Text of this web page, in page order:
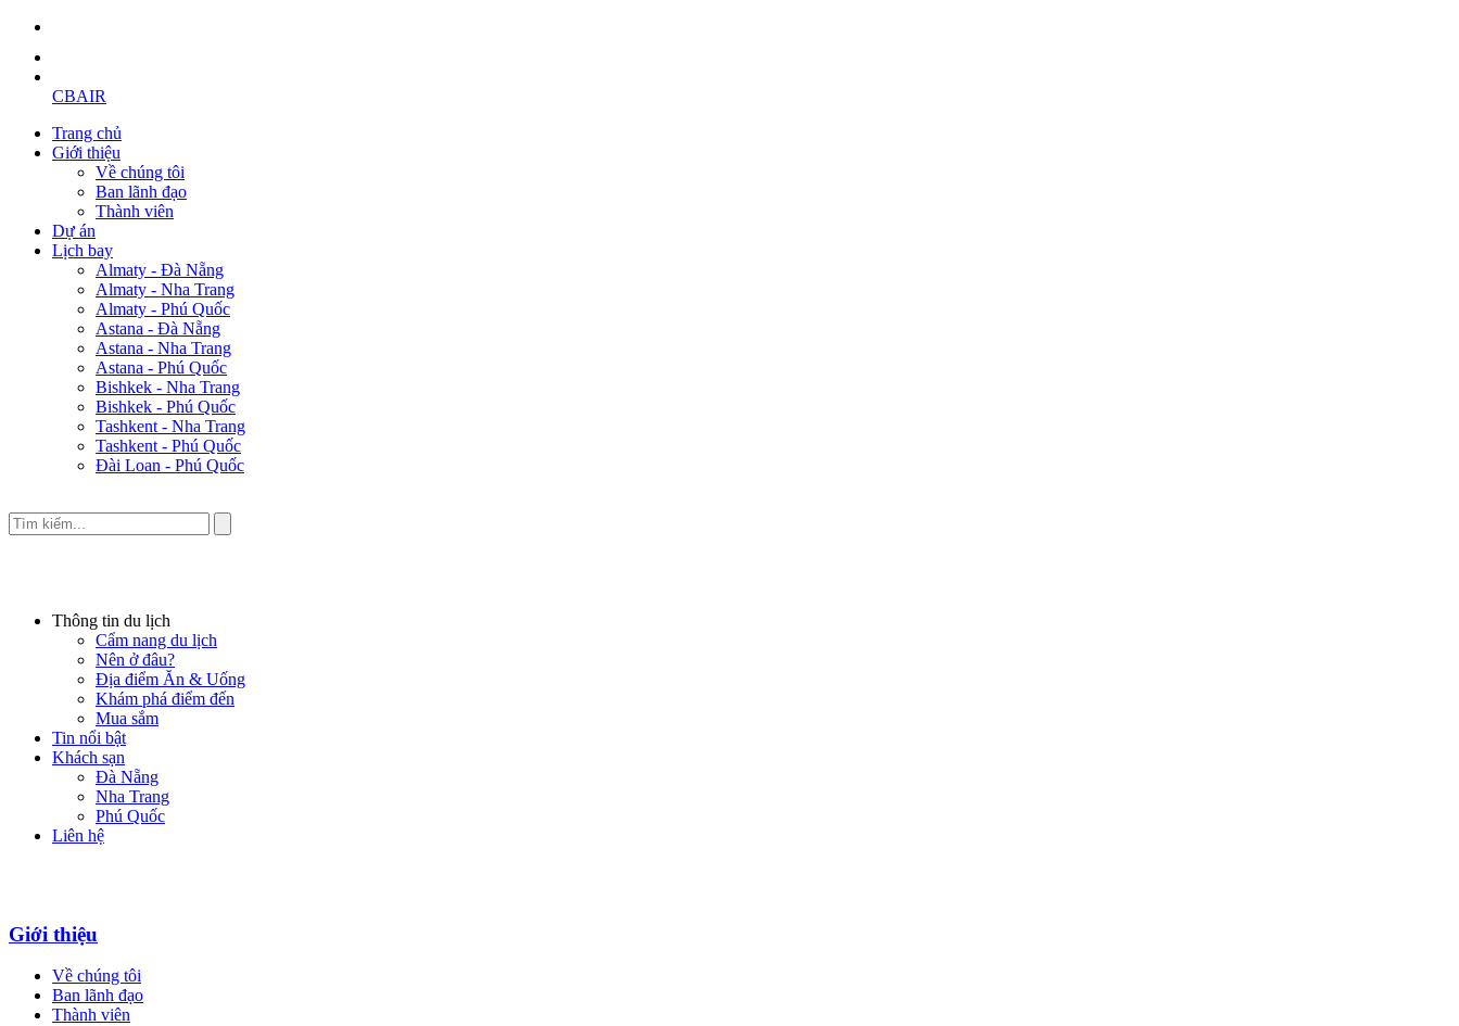
CBAIR
Trang chủ
Giới thiệu
Về chúng tôi
Ban lãnh đạo
Thành viên
Dự án
Lịch bay
Almaty - Đà Nẵng
Almaty - Nha Trang
Almaty - Phú Quốc
Astana - Đà Nẵng
Astana - Nha Trang
Astana - Phú Quốc
Bishkek - Nha Trang
Bishkek - Phú Quốc
Tashkent - Nha Trang
Tashkent - Phú Quốc
Đài Loan - Phú Quốc
Thông tin du lịch
Cẩm nang du lịch
Nên ở đâu?
Địa điểm Ăn & Uống
Khám phá điểm đến
Mua sắm
Tin nổi bật
Khách sạn
Đà Nẵng
Nha Trang
Phú Quốc
Liên hệ
Giới thiệu
Về chúng tôi
Ban lãnh đạo
Thành viên